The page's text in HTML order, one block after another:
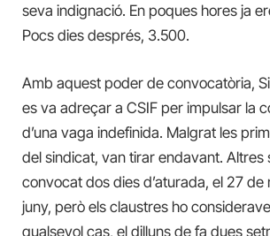
seva indignació. En poques hores ja
Pocs dies després, 3.500.
Amb aquest poder de convocatòria,
es va adreçar a CSIF per impulsar la
d’una vaga indefinida. Malgrat les
del sindicat, van tirar endavant. Altres
convocat dos dies d’aturada, el 27 de
juny, però els claustres ho
qualsevol cas, el dilluns de fa dues